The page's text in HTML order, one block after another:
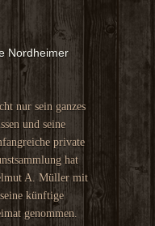
Nordheimer
nur sein ganzes
und seine
private
hat
A. Müller mit
künftige
genommen.